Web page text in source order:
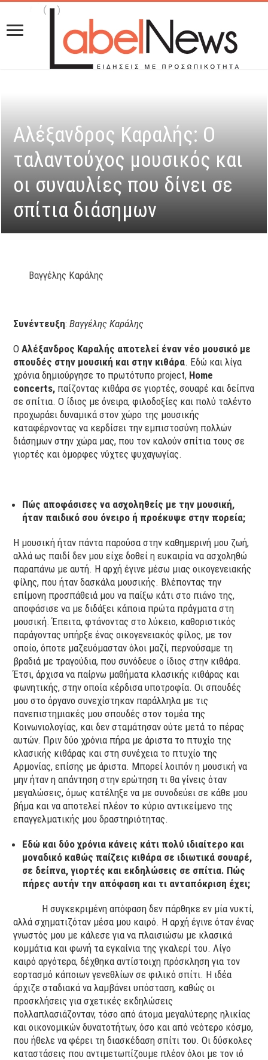
Αλέξανδρος Καραλής: O
ταλαντούχος μουσικός και
οι συναυλίες που δίνει σε
σπίτια διάσημων
Βαγγέλης Καράλης
Συνέντευξη:Βαγγέλης Καράλης
ΟΑλέξανδρος Καραλής αποτελεί έναν νέο μουσικό με
σπουδές στην μουσική και στην κιθάρα. Εδώ και λίγα
χρόνια δημιούργησε το πρωτότυπο project, Home
concerts, παίζοντας κιθάρα σε γιορτές, σουαρέ και δείπνα
σε σπίτια. Ο ίδιος με όνειρα, φιλοδοξίες και πολύ ταλέντο
προχωράει δυναμικά στον χώρο της μουσικής
καταφέρνοντας να κερδίσει την εμπιστοσύνη πολλών
διάσημων στην χώρα μας, που τον καλούν σπίτια τους σε
γιορτές και όμορφες νύχτες ψυχαγωγίας.
Πώς αποφάσισες να ασχοληθείς με την μουσική,
ήταν παιδικό σου όνειρο ή προέκυψε στην πορεία;
Η μουσική ήταν πάντα παρούσα στην καθημερινή μου ζωή,
αλλά ως παιδί δεν μου είχε δοθεί η ευκαιρία να ασχοληθώ
παραπάνω με αυτή. Η αρχή έγινε μέσω μιας οικογενειακής
φίλης, που ήταν δασκάλα μουσικής. Βλέποντας την
επίμονη προσπάθειά μου να παίξω κάτι στο πιάνο της,
αποφάσισε να με διδάξει κάποια πρώτα πράγματα στη
μουσική. Έπειτα, φτάνοντας στο λύκειο, καθοριστικός
παράγοντας υπήρξε ένας οικογενειακός φίλος, με τον
οποίο, όποτε μαζευόμασταν όλοι μαζί, περνούσαμε τη
βραδιά με τραγούδια, που συνόδευε ο ίδιος στην κιθάρα.
Έτσι, άρχισα να παίρνω μαθήματα κλασικής κιθάρας και
φωνητικής, στην οποία κέρδισα υποτροφία. Οι σπουδές
μου στο όργανο συνεχίστηκαν παράλληλα με τις
πανεπιστημιακές μου σπουδές στον τομέα της
Κοινωνιολογίας, και δεν σταμάτησαν ούτε μετά το πέρας
αυτών. Πριν δύο χρόνια πήρα με άριστα το πτυχίο της
κλασικής κιθάρας και στη συνέχεια το πτυχίο της
Αρμονίας, επίσης με άριστα. Μπορεί λοιπόν η μουσική να
μην ήταν η απάντηση στην ερώτηση τι θα γίνεις όταν
μεγαλώσεις, όμως κατέληξε να με συνοδεύει σε κάθε μου
βήμα και να αποτελεί πλέον το κύριο αντικείμενο της
επαγγελματικής μου δραστηριότητας.
Εδώ και δύο χρόνια κάνεις κάτι πολύ ιδιαίτερο και
μοναδικό καθώς παίζεις κιθάρα σε ιδιωτικά σουαρέ,
σε δείπνα, γιορτές και εκδηλώσεις σε σπίτια. Πώς
πήρες αυτήν την απόφαση και τι ανταπόκριση έχει;
Η συγκεκριμένη απόφαση δεν πάρθηκε εν μία νυκτί,
αλλά σχηματιζόταν μέσα μου καιρό. Η αρχή έγινε όταν ένας
γνωστός μου με κάλεσε για να πλαισιώσω με κλασικά
κομμάτια και φωνή τα εγκαίνια της γκαλερί του. Λίγο
καιρό αργότερα, δέχθηκα αντίστοιχη πρόσκληση για τον
εορτασμό κάποιων γενεθλίων σε φιλικό σπίτι. Η ιδέα
άρχιζε σταδιακά να λαμβάνει υπόσταση, καθώς οι
προσκλήσεις για σχετικές εκδηλώσεις
πολλαπλασιάζονταν, τόσο από άτομα μεγαλύτερης ηλικίας
και οικονομικών δυνατοτήτων, όσο και από νεότερο κόσμο,
που ήθελε να φέρει τη διασκέδαση σπίτι του. Οι δύσκολες
καταστάσεις που αντιμετωπίζουμε πλέον όλοι με τον ιό